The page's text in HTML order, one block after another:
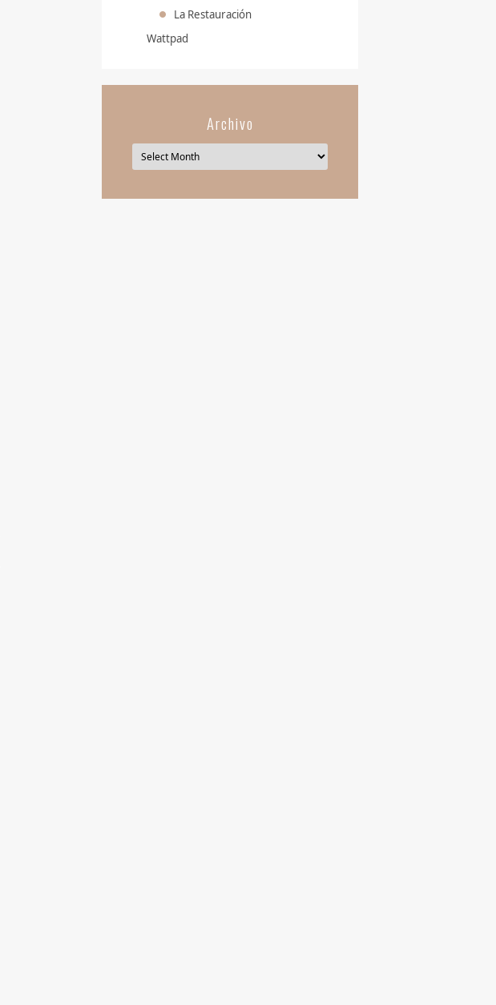
La Restauración
Wattpad
Archivo